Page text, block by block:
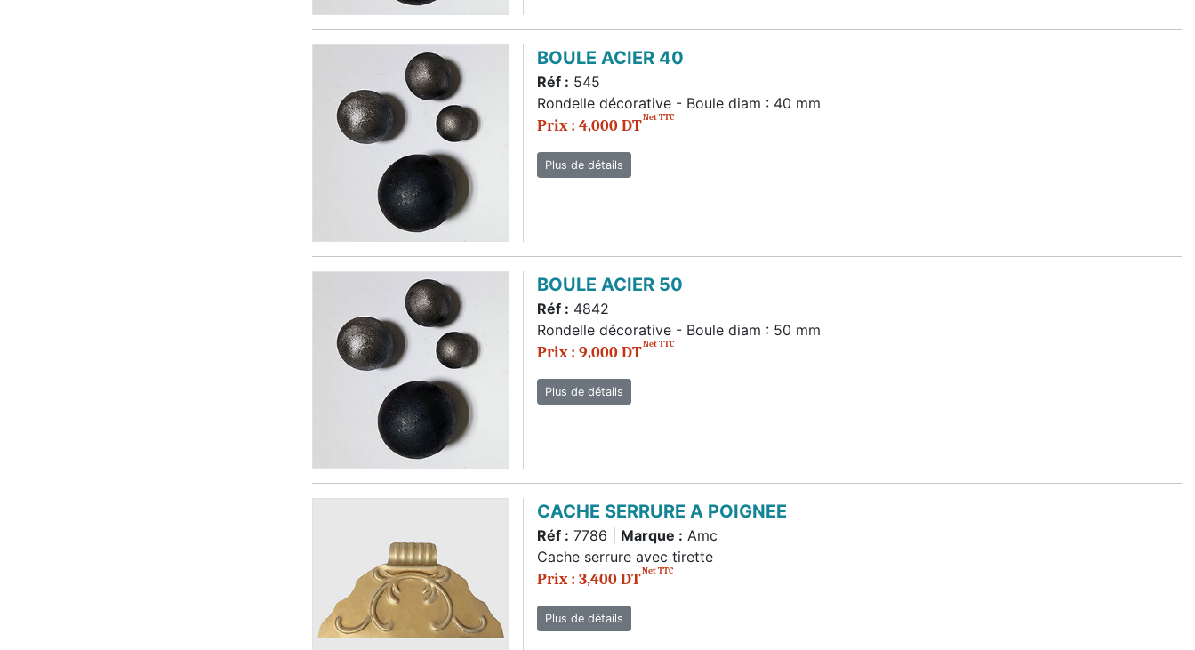
BOULE ACIER 40
Réf : 545
Rondelle décorative - Boule diam : 40 mm
Prix : 4,000 DTNet TTC
Plus de détails
BOULE ACIER 50
Réf : 4842
Rondelle décorative - Boule diam : 50 mm
Prix : 9,000 DTNet TTC
Plus de détails
CACHE SERRURE A POIGNEE
Réf : 7786 | Marque : Amc
Cache serrure avec tirette
Prix : 3,400 DTNet TTC
Plus de détails